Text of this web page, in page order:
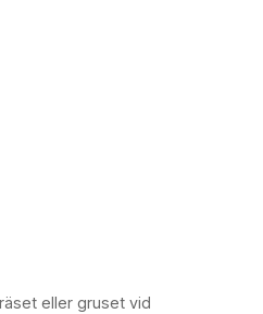
eller gruset vid